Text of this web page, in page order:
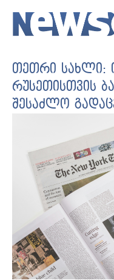
თეთრი სახლი:
რუსეთისთვის
შესაძლო